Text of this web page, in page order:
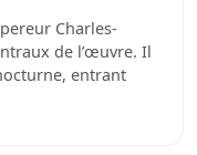
Charles-
de l’œuvre. Il
entrant